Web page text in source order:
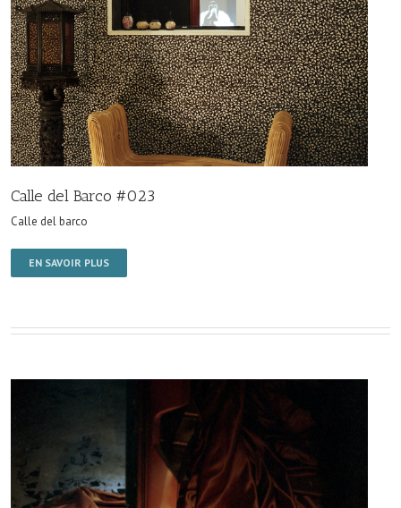
Calle del Barco #023
Calle del barco
EN SAVOIR PLUS